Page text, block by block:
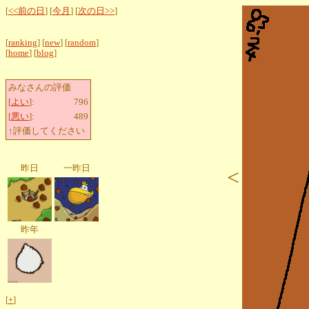
[<<前の日 ] [今月 ] [次の日>>]
[ranking] [new] [random]
[home] [blog]
みなさんの評価
[よい]:
796
[悪い]:
489
↑評価してください
昨日 一昨日
昨年
[+]
<